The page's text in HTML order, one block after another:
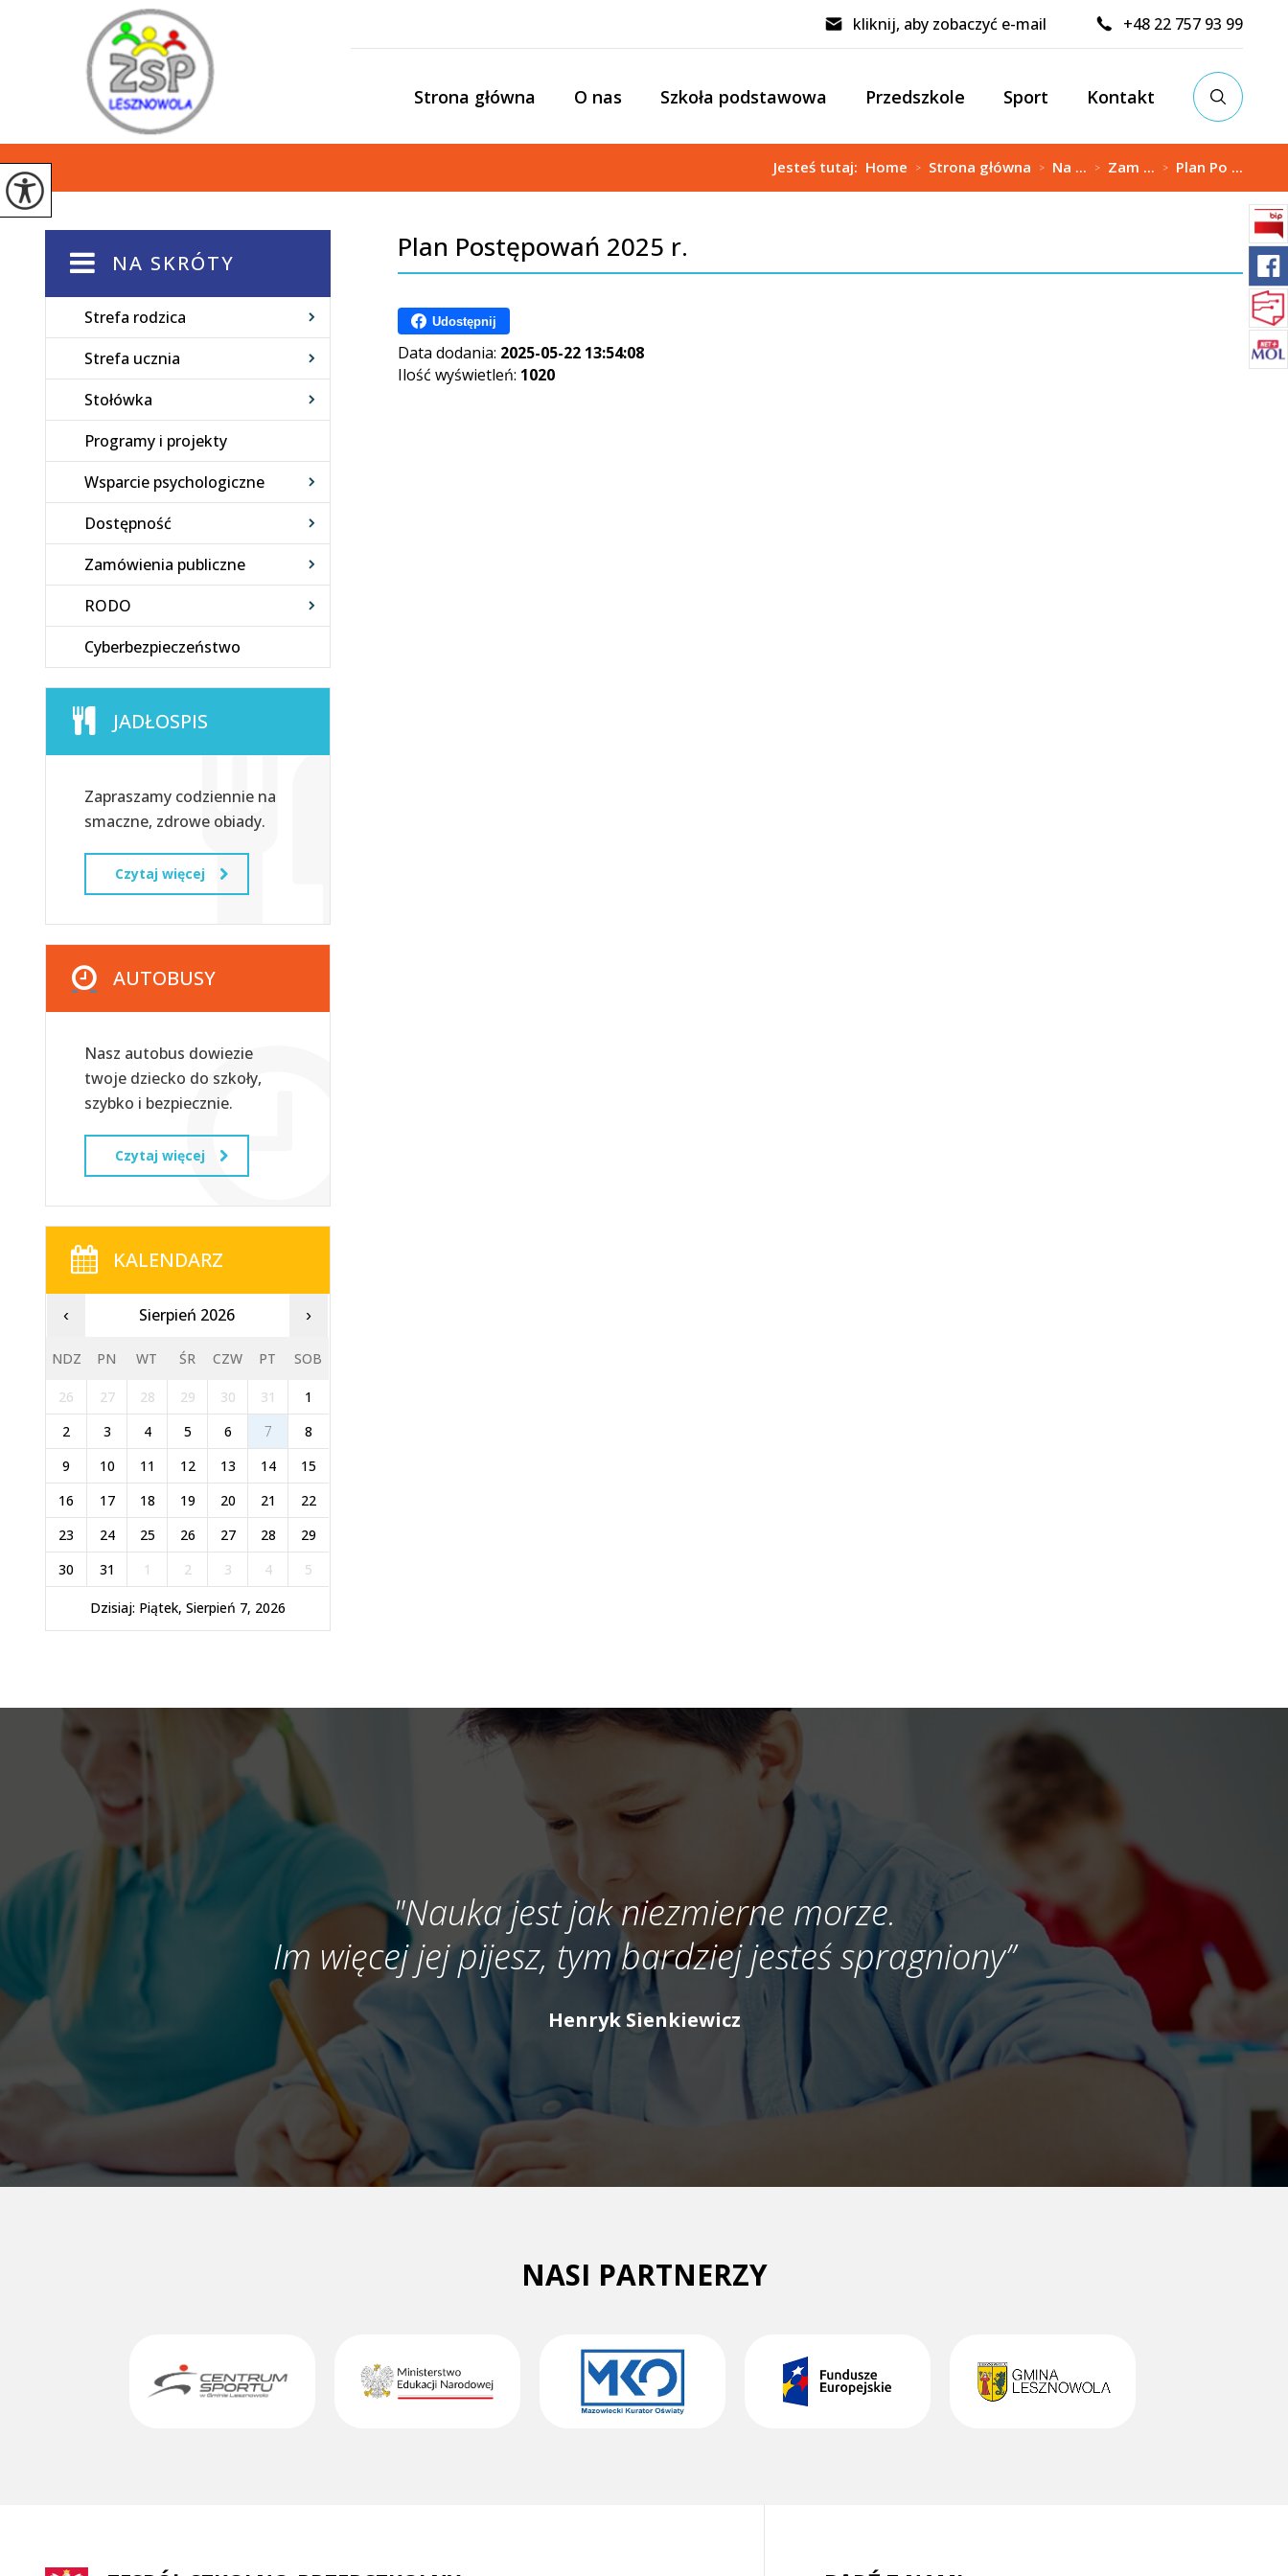
kliknij, aby zobaczyć e-mail +48 22 757 93 99
Strona główna O nas Szkoła podstawowa Przedszkole Sport Kontakt
Jesteś tutaj: Home > Strona główna > Na ... > Zam ... > Plan Po ...
Plan Postępowań 2025 r.
Udostępnij
Data dodania: 2025-05-22 13:54:08
Ilość wyświetleń: 1020
NA SKRÓTY
Strefa rodzica
Strefa ucznia
Stołówka
Programy i projekty
Wsparcie psychologiczne
Dostępność
Zamówienia publiczne
RODO
Cyberbezpieczeństwo
JADŁOSPIS
Zapraszamy codziennie na
smaczne, zdrowe obiady.
Czytaj więcej
AUTOBUSY
Nasz autobus dowiezie
twoje dziecko do szkoły,
szybko i bezpiecznie.
Czytaj więcej
KALENDARZ
‹ Sierpień 2026 ›
NDZ PN WT ŚR CZW PT SOB
26 27 28 29 30 31
1
2
3 4 5 6 7
8
9
10 11 12 13 14
15
16
17 18 19 20 21
22
23
24 25 26 27 28
29
30
31 1 2 3 4 5
Dzisiaj: Piątek, Sierpień 7, 2026
"Nauka jest jak niezmierne morze.
Im więcej jej pijesz, tym bardziej jesteś spragniony”
Henryk Sienkiewicz
NASI PARTNERZY